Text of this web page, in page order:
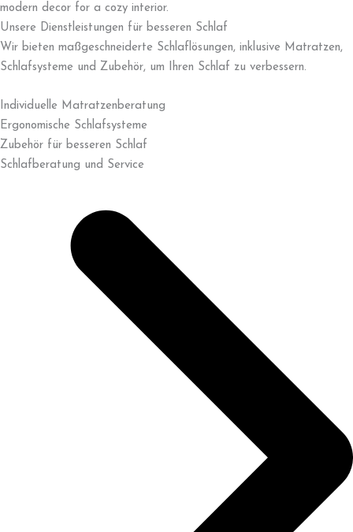
Unsere Dienstleistungen für besseren Schlaf
Wir bieten maßgeschneiderte Schlaflösungen, inklusive Matratzen,
Schlafsysteme und Zubehör, um Ihren Schlaf zu verbessern.
Individuelle Matratzenberatung
Ergonomische Schlafsysteme
Zubehör für besseren Schlaf
Schlafberatung und Service